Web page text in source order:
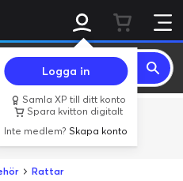
Logga in
Samla XP till ditt konto
Spara kvitton digitalt
Inte medlem?Skapa konto
800 kr.
frånBACK TO REALITY
Rattar